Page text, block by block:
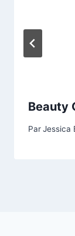
Beauty
ParJessica